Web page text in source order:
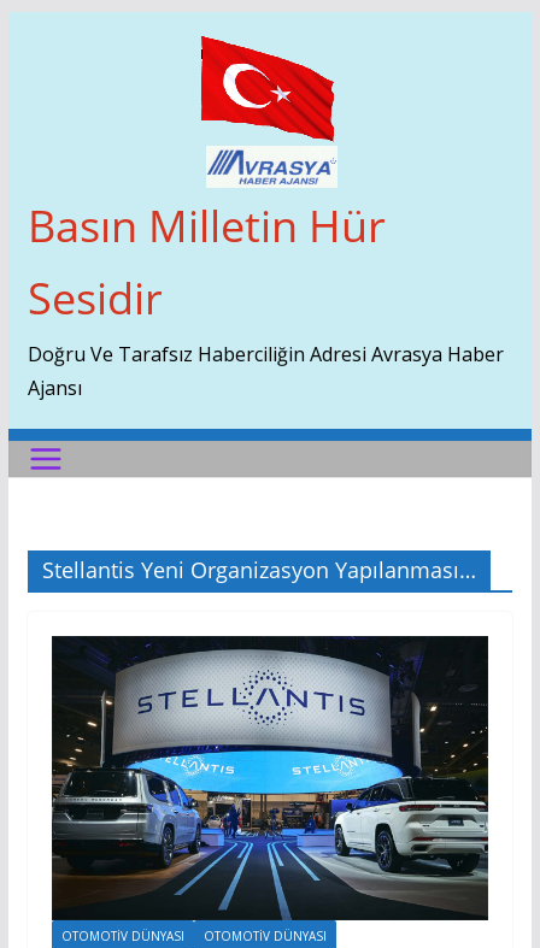
Basın Milletin Hür
Sesidir
Doğru Ve Tarafsız Haberciliğin Adresi Avrasya Haber
Ajansı
Stellantis Yeni Organizasyon Yapılanması…
OTOMOTIV DÜNYASI OTOMOTIV DÜNYASI